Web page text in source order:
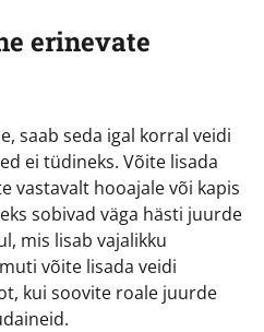
erinevate
saab seda igal korral veidi
ei tüdineks. Võite lisada
vastavalt hooajale või kapis
sobivad väga hästi juurde
mis lisab vajalikku
võite lisada veidi
kui soovite roale juurde